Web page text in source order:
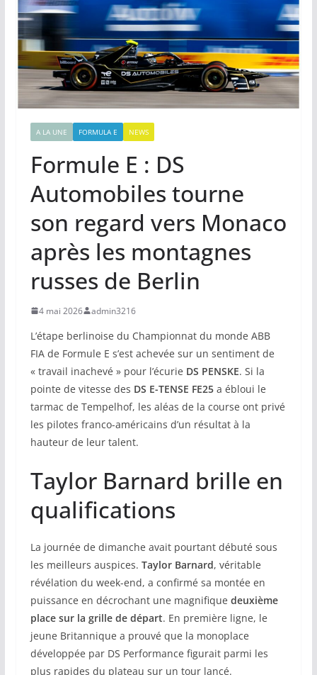
A LA UNE FORMULA E NEWS
Formule E : DS
Automobiles tourne
son regard vers Monaco
après les montagnes
russes de Berlin
4 mai 2026 admin3216
L’étape berlinoise du Championnat du monde ABB
FIA de Formule E s’est achevée sur un sentiment de
« travail inachevé » pour l’écurie DS PENSKE. Si la
pointe de vitesse des DS E-TENSE FE25a ébloui le
tarmac de Tempelhof, les aléas de la course ont privé
les pilotes franco-américains d’un résultat à la
hauteur de leur talent.
Taylor Barnard brille en
qualifications
La journée de dimanche avait pourtant débuté sous
les meilleurs auspices. Taylor Barnard, véritable
révélation du week-end, a confirmé sa montée en
puissance en décrochant une magnifique deuxième
place sur la grille de départ. En première ligne, le
jeune Britannique a prouvé que la monoplace
développée par DS Performance figurait parmi les
plus rapides du plateau sur un tour lancé.